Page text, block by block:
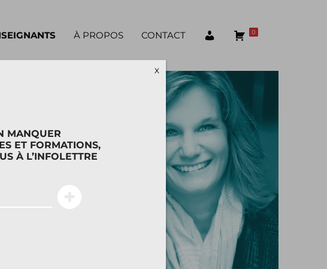
À PROPOS CONTACT 0
MANQUER
ET FORMATIONS,
À L’INFOLETTRE
X